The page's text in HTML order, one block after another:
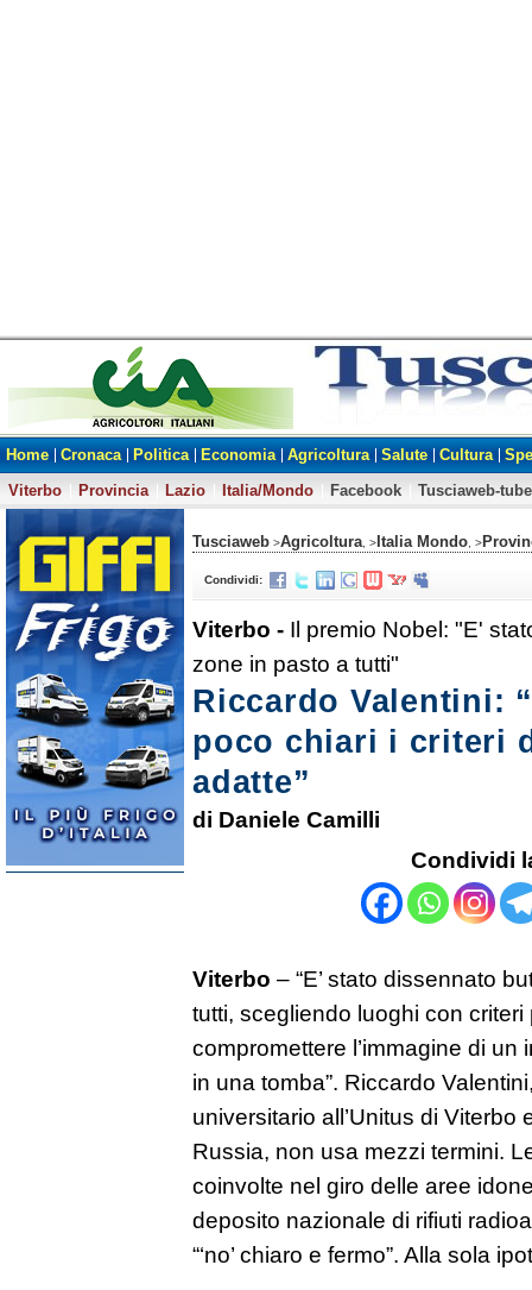
Home Cronaca Politica Economia Agricoltura Salute Cultura
Viterbo
Provincia Lazio Italia/Mondo Facebook Tusciaweb-tube
Tusciaweb >Agricoltura , > Italia Mondo , >
Condividi:
Viterbo - Il premio Nobel: "E'
zone in pasto a tutti"
Riccardo Valentini:
poco chiari i criteri
adatte”
di Daniele Camilli
Condividi
Viterbo – “E’ stato dissennato
tutti, scegliendo luoghi con
compromettere l’immagine di un
in una tomba”. Riccardo
universitario all’Unitus di Viterbo
Russia, non usa mezzi termini.
coinvolte nel giro delle aree
deposito nazionale di rifiuti
“‘no’ chiaro e fermo”. Alla sola